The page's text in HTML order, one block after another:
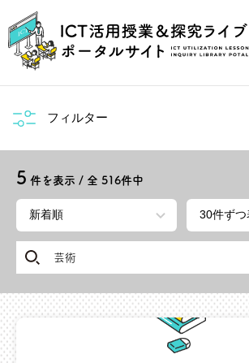
フィルター
5 件を表示 / 全 516件中